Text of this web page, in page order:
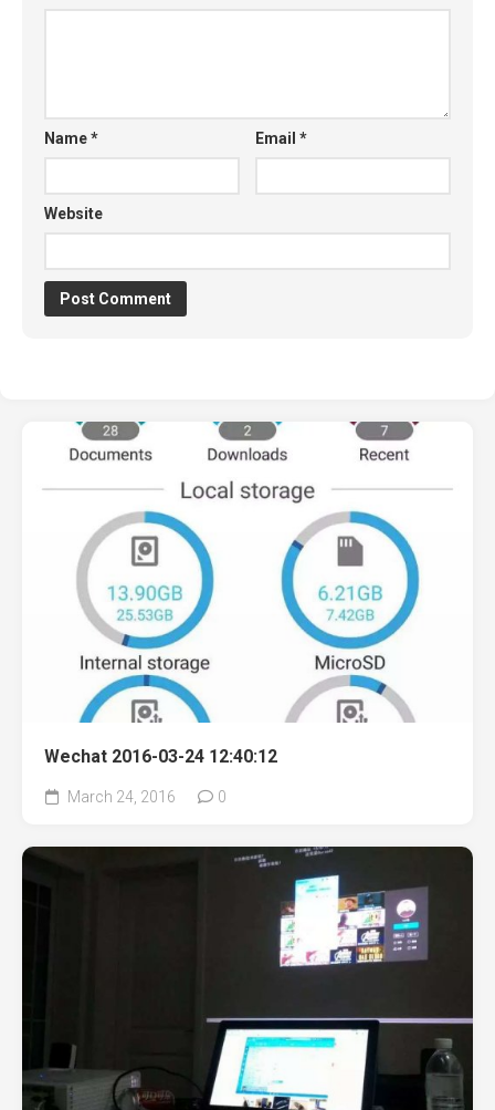
Name* Email*
Website
Wechat 2016-03-24 12:40:12
March 24, 2016 0